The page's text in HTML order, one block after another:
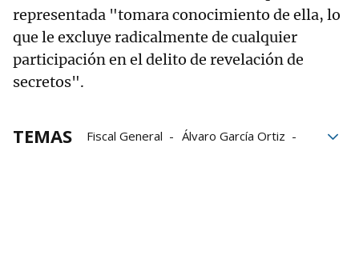
representada "tomara conocimiento de ella, lo
que le excluye radicalmente de cualquier
participación en el delito de revelación de
secretos".
TEMAS Fiscal General
Álvaro García Ortiz